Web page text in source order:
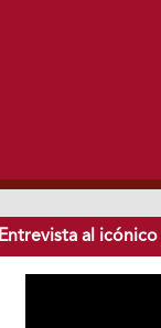
Entrevista al